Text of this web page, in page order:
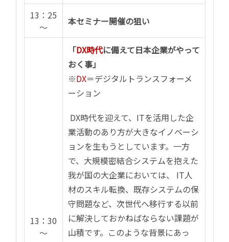
13：25
～
本セミナー開催の狙い
13：30
～
「DX時代に備えて日本企業がやって
おく事」
※DX＝デジタルトランスフォーメ
ーション
DX時代を迎えて、ITを活用した企
業活動のあり方が大きなイノベーシ
ョンを生もうとしています。一方
で、大規模密結合システムを抱えた
我が国の大企業においては、 IT人
材のスキル転換、既存システムの保
守問題など、次世代へ移行する以前
に解決しておかねばならない課題が
山積です。このような背景にあっ